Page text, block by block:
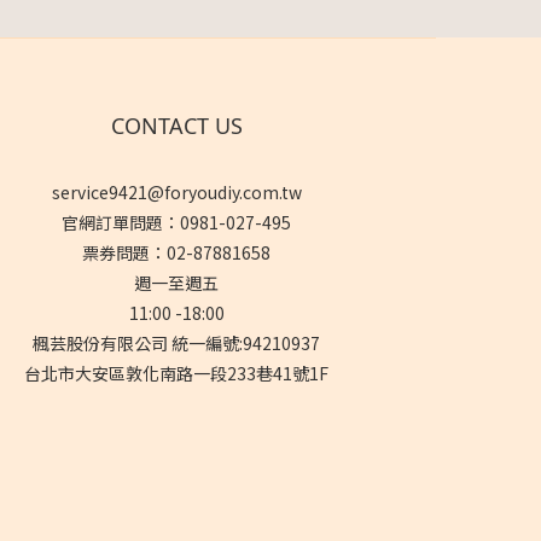
CONTACT US
service9421@foryoudiy.com.tw
官網訂單問題：0981-027-495
票券問題：02-87881658
週一至週五
11:00 -18:00
楓芸股份有限公司 統一編號:94210937
台北市大安區敦化南路一段233巷41號1F